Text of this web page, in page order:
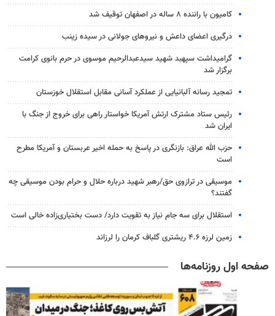
کامیون با راننده ۸ ساله در اصفهان توقیف شد
درگیری اعضای داعش و نیروهای جولانی در سیده زینب
گرامیداشت سپهبد شهید سیدعبدالرحیم موسوی در حرم بانوی کرامت
برگزار شد
تمجید رسانه آلبانیایی از عملکرد آسانی مقابل استقلال خوزستان
رئیس ستاد مشترک ارتش آمریکا خواستار راهی برای خروج از جنگ با
ایران شد
حزب الله عراق: بازنگری در پاسخ به حمله اخیر عربستان و آمریکا مطرح
است
موسیقی در ترازوی حق/رهبر شهید درباره حلال و حرام بودن موسیقی چه
گفتند؟
استقلال برای سه جام نیاز به تقویت دارد/ دست بختیاری‌زاده خالی است
زمین لرزه ۴.۶ ریشتری گلباف کرمان را لرزاند
صفحه اول روزنامه‌ها